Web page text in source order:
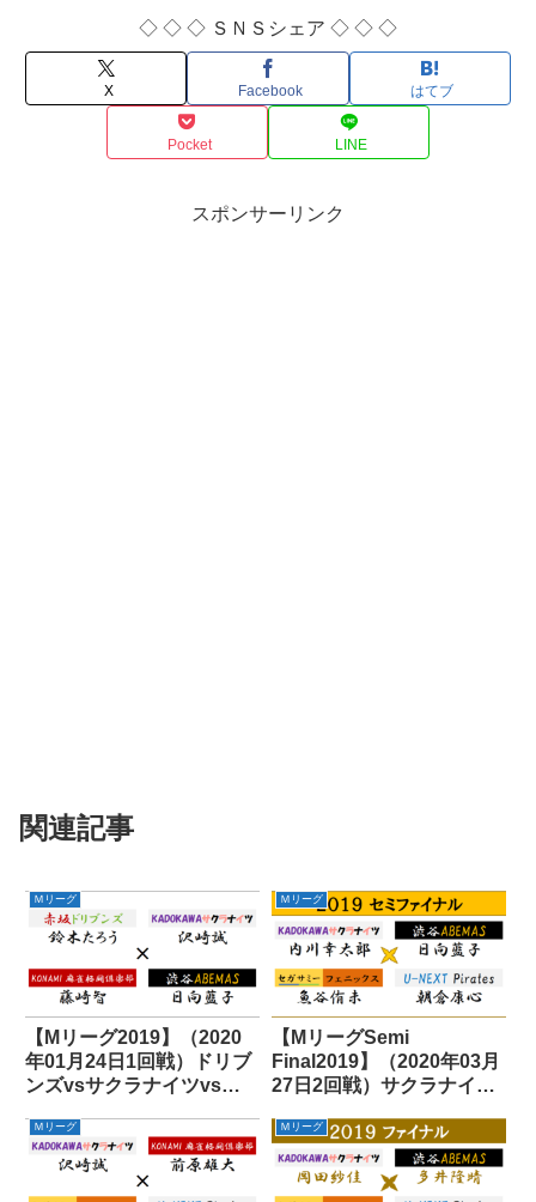
◇ ◇ ◇ ＳＮＳシェア ◇ ◇ ◇
X Facebook はてブ
Pocket LINE
スポンサーリンク
関連記事
Ｍリーグ
【Mリーグ2019】（2020
年01月24日1回戦）ドリブ
ンズvsサクラナイツvs麻
Ｍリーグ
【MリーグSemi
Final2019】（2020年03月
27日2回戦）サクラナイツ
スvsパイレーツ
Ｍリーグ Ｍリーグ